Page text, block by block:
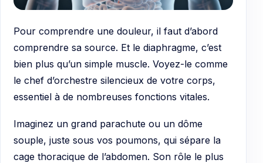
Pour comprendre une douleur, il faut d’abord
comprendre sa source. Et le diaphragme, c’est
bien plus qu’un simple muscle. Voyez-le comme
le chef d’orchestre silencieux de votre corps,
essentiel à de nombreuses fonctions vitales.
Imaginez un grand parachute ou un dôme
souple, juste sous vos poumons, qui sépare la
cage thoracique de l’abdomen. Son rôle le plus